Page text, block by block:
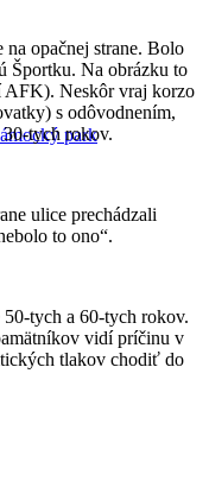
park
opačnej strane. Bolo
Športku. Na obrázku to
AFK). Neskôr vraj korzo
s odôvodnením,
tych rokov.
ulice prechádzali
to ono“.
tych a 60-tych rokov.
vidí príčinu v
tlakov chodiť do